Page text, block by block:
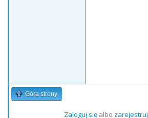
Góra strony
Zaloguj sięalbo zarejestruj